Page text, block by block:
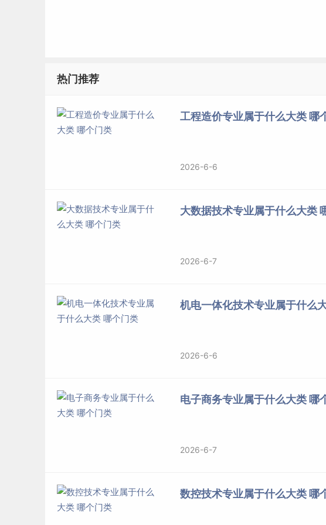
热门推荐
工程造价专业属于什么大类 哪
2026-6-6
大数据技术专业属于什么大类
2026-6-7
机电一体化技术专业属于什么
2026-6-6
电子商务专业属于什么大类 哪
2026-6-7
数控技术专业属于什么大类 哪